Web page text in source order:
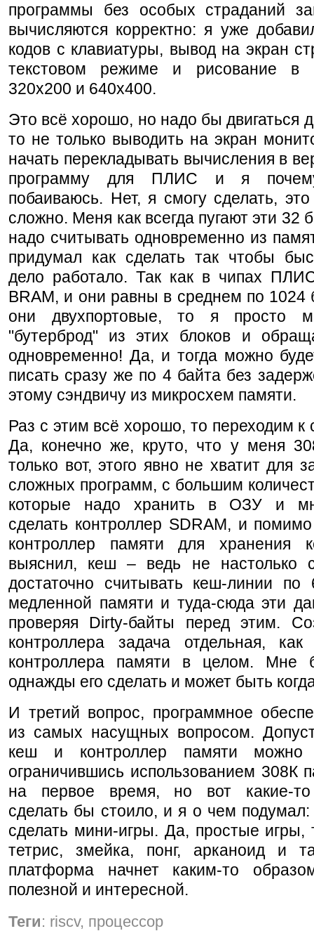
программы без особых страданий
вычисляются корректно: я уже
кодов с клавиатуры, вывод на экран
текстовом режиме и рисование в
320x200 и 640x400.
Это всё хорошо, но надо бы двигаться
то не только выводить на экран
начать перекладывать вычисления в
программу для ПЛИС и я
побаиваюсь. Нет, я смогу сделать,
сложно. Меня как всегда пугают эти 32
надо считывать одновременно из
придумал как сделать так чтобы
дело работало. Так как в чипах
BRAM, и они равны в среднем по 1024
они двухпортовые, то я просто
"бутерброд" из этих блоков и
одновременно! Да, и тогда можно
писать сразу же по 4 байта без
этому сэндвичу из микросхем памяти.
Раз с этим всё хорошо, то переходим
Да, конечно же, круто, что у меня
только вот, этого явно не хватит для
сложных программ, с большим
которые надо хранить в ОЗУ и
сделать контроллер SDRAM, и
контроллер памяти для хранения
выяснил, кеш – ведь не настолько
достаточно считывать кеш-линии
медленной памяти и туда-сюда эти
проверяя Dirty-байты перед этим.
контроллера задача отдельная,
контроллера памяти в целом. Мне
однажды его сделать и может быть
И третий вопрос, программное
из самых насущных вопросом.
кеш и контроллер памяти можно
ограничившись использованием 308К
на первое время, но вот какие-
сделать бы стоило, и я о чем
сделать мини-игры. Да, простые игры,
тетрис, змейка, понг, арканоид и
платформа начнет каким-то
полезной и интересной.
Теги: riscv, процессор